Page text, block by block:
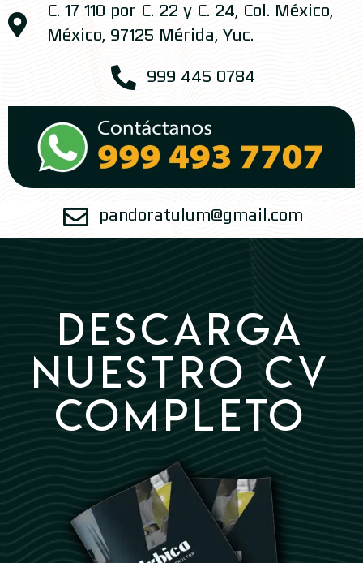
C. 17 110 por C. 22 y C. 24, Col. México,
México, 97125 Mérida, Yuc.
999 445 0784
pandoratulum@gmail.com
DESCARGA
NUESTRO CV
COMPLETO